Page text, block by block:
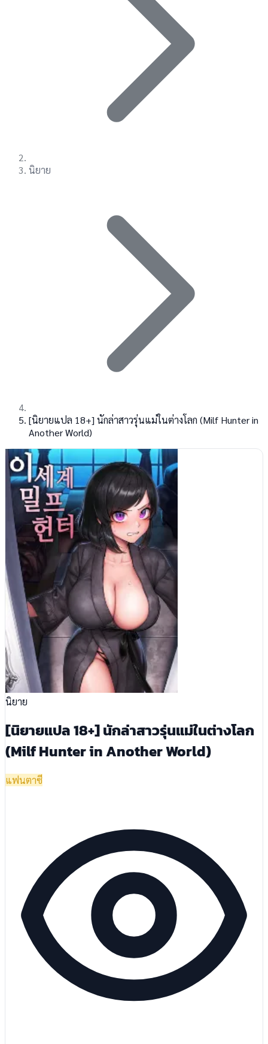
นิยาย
[นิยายแปล 18+] นักล่าสาวรุ่นแม่ในต่างโลก (Milf Hunter in
Another World)
นิยาย
[นิยายแปล 18+] นักล่าสาวรุ่นแม่ในต่างโลก
(Milf Hunter in Another World)
แฟนตาซี